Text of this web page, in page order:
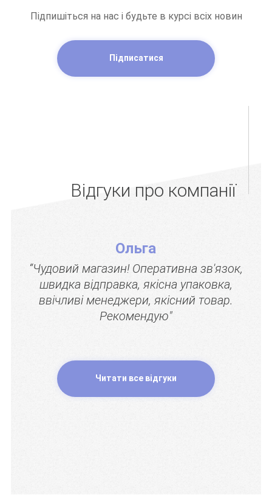
Підпишіться на нас і будьте в курсі всіх новин
Підписатися
Відгуки про компанії
Ольга
“Чудовий магазин! Оперативна зв'язок,
швидка відправка, якісна упаковка,
ввічливі менеджери, якісний товар.
Рекомендую"
Читати все відгуки